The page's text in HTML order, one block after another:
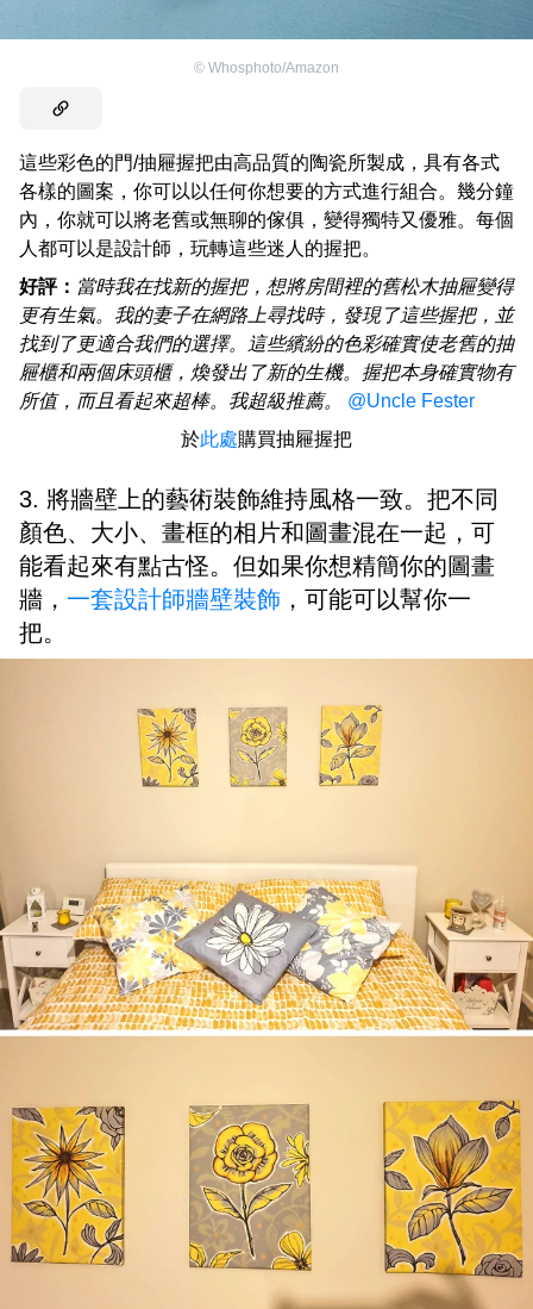
© Whosphoto/Amazon
這些彩色的門/抽屜握把由高品質的陶瓷所製成，具有各式
各樣的圖案，你可以以任何你想要的方式進行組合。幾分鐘
內，你就可以將老舊或無聊的傢俱，變得獨特又優雅。每個
人都可以是設計師，玩轉這些迷人的握把。
好評： 當時我在找新的握把，想將房間裡的舊松木抽屜變得
更有生氣。我的妻子在網路上尋找時，發現了這些握把，並
找到了更適合我們的選擇。這些繽紛的色彩確實使老舊的抽
屜櫃和兩個床頭櫃，煥發出了新的生機。握把本身確實物有
所值，而且看起來超棒。我超級推薦。
@Uncle Fester
於此處購買抽屜握把
3. 將牆壁上的藝術裝飾維持風格一致。把不同
顏色、大小、畫框的相片和圖畫混在一起，可
能看起來有點古怪。但如果你想精簡你的圖畫
牆， 一套設計師牆壁裝飾 ，可能可以幫你一
把。